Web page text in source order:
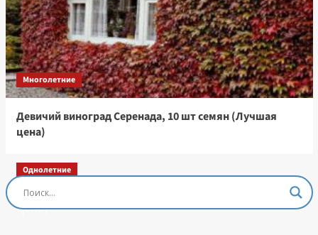
Многолетние
Девичий виноград Серенада, 10 шт семян (Лучшая
цена)
Однолетние
Остеоспермум Пэшн Роуз, 3 шт семян (Лучшая
цена)